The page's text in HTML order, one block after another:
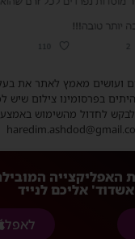
ועושים מאמץ לאתר את
בפרסומינו צילום שיש
לחדול מהשימוש
האפליקצייה
אשדוד' אליכם לנייד
לאפל